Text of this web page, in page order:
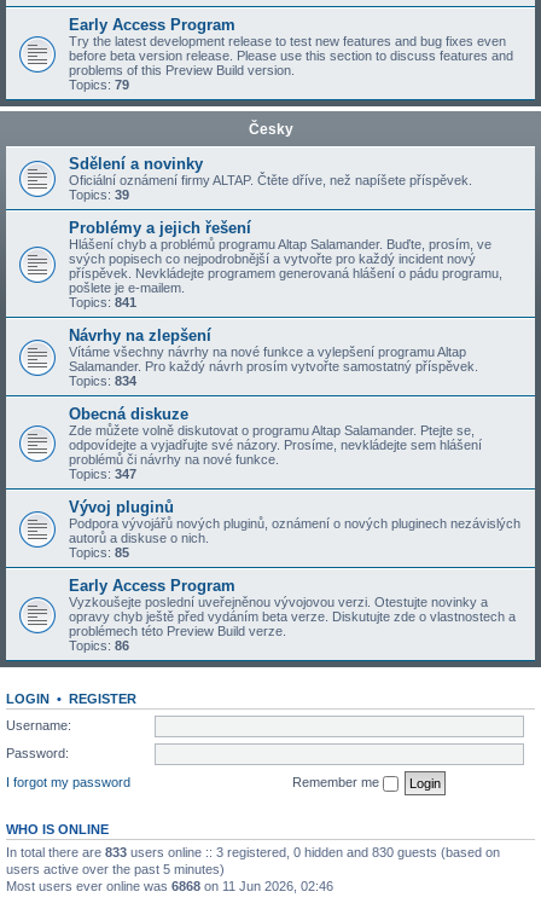
Early Access Program
Try the latest development release to test new features and bug fixes even
before beta version release. Please use this section to discuss features and
problems of this Preview Build version.
Topics: 79
Česky
Sdělení a novinky
Oficiální oznámení firmy ALTAP. Čtěte dříve, než napíšete příspěvek.
Topics: 39
Problémy a jejich řešení
Hlášení chyb a problémů programu Altap Salamander. Buďte, prosím, ve
svých popisech co nejpodrobnější a vytvořte pro každý incident nový
příspěvek. Nevkládejte programem generovaná hlášení o pádu programu,
pošlete je e-mailem.
Topics: 841
Návrhy na zlepšení
Vítáme všechny návrhy na nové funkce a vylepšení programu Altap
Salamander. Pro každý návrh prosím vytvořte samostatný příspěvek.
Topics: 834
Obecná diskuze
Zde můžete volně diskutovat o programu Altap Salamander. Ptejte se,
odpovídejte a vyjadřujte své názory. Prosíme, nevkládejte sem hlášení
problémů či návrhy na nové funkce.
Topics: 347
Vývoj pluginů
Podpora vývojářů nových pluginů, oznámení o nových pluginech nezávislých
autorů a diskuse o nich.
Topics: 85
Early Access Program
Vyzkoušejte poslední uveřejněnou vývojovou verzi. Otestujte novinky a
opravy chyb ještě před vydáním beta verze. Diskutujte zde o vlastnostech a
problémech této Preview Build verze.
Topics: 86
LOGIN • REGISTER
Username:
Password:
I forgot my password
Remember me
WHO IS ONLINE
In total there are 833 users online :: 3 registered, 0 hidden and 830 guests (based on
users active over the past 5 minutes)
Most users ever online was 6868 on 11 Jun 2026, 02:46